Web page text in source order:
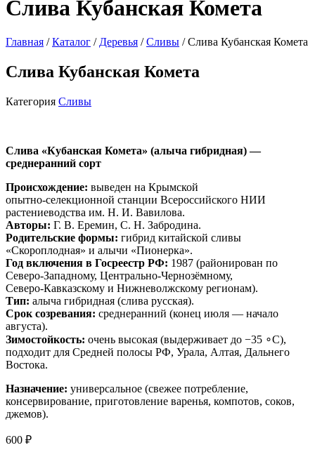
Слива Кубанская Комета
Главная /Каталог / Деревья /Сливы / Слива Кубанская Комета
Слива Кубанская Комета
Категория Сливы
Слива «Кубанская Комета» (алыча гибридная) —
среднеранний сорт
Происхождение: выведен на Крымской
опытно‑селекционной станции Всероссийского НИИ
растениеводства им. Н. И. Вавилова.
Авторы: Г. В. Еремин, С. Н. Забродина.
Родительские формы: гибрид китайской сливы
«Скороплодная» и алычи «Пионерка».
Год включения в Госреестр РФ: 1987 (районирован по
Северо‑Западному, Центрально‑Чернозёмному,
Северо‑Кавказскому и Нижневолжскому регионам).
Тип: алыча гибридная (слива русская).
Срок созревания: среднеранний (конец июля — начало
августа).
Зимостойкость: очень высокая (выдерживает до −35 ∘C),
подходит для Средней полосы РФ, Урала, Алтая, Дальнего
Востока.
Назначение: универсальное (свежее потребление,
консервирование, приготовление варенья, компотов, соков,
джемов).
600 ₽